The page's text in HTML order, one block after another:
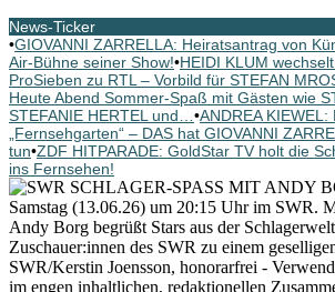
News-Ticker
•GIOVANNI ZARRELLA: Heiratsantrag von
Air-Bühne seiner Show!•HEIDI KLUM
ProSieben zu RTL – Vorbild für STEFAN
Heute Abend Sommer-Spaß mit Gästen wie
STEFANIE HERTEL und… •ANDREA
„Fernsehgarten“ – DAS hat GIOVANNI
tun•ZDF HITPARADE: GoldStar TV holt die
ins Fernsehen!